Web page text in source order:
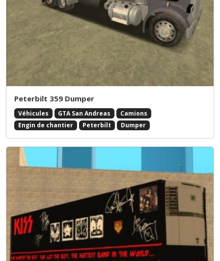
Peterbilt 359 Dumper
Véhicules GTA San Andreas
Camions
Engin de chantier
Peterbilt Dumper